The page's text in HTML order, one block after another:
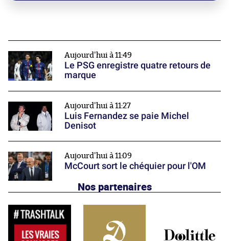
Aujourd'hui à 11:49
Le PSG enregistre quatre retours de
marque
Aujourd'hui à 11:27
Luis Fernandez se paie Michel
Denisot
Aujourd'hui à 11:09
McCourt sort le chéquier pour l'OM
Nos partenaires